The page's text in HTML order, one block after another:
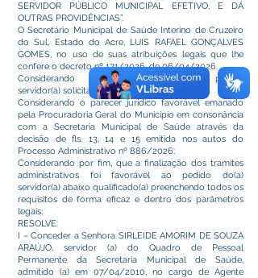
SERVIDOR PÚBLICO MUNICIPAL EFETIVO, E DÁ
OUTRAS PROVIDÊNCIAS”.
O Secretário Municipal de Saúde Interino de Cruzeiro
do Sul, Estado do Acre, LUIS RAFAEL GONÇALVES
GOMES, no uso de suas atribuições legais que lhe
confere o decreto nº 171/2026, de 06/04/2026.
Considerando o pedido protocolado pelo(a)
servidor(a) solicitando Licença Prêmio;
Considerando o parecer jurídico favorável emanado
pela Procuradoria Geral do Município em consonância
com a Secretaria Municipal de Saúde através da
decisão de fls. 13, 14 e 15 emitida nos autos do
Processo Administrativo nº 886/2026;
Considerando por fim, que a finalização dos tramites
administrativos foi favorável ao pedido do(a)
servidor(a) abaixo qualificado(a) preenchendo todos os
requisitos de forma eficaz e dentro dos parâmetros
legais;
RESOLVE:
I – Conceder a Senhora SIRLEIDE AMORIM DE SOUZA
ARAÚJO, servidor (a) do Quadro de Pessoal
Permanente da Secretaria Municipal de Saúde,
admitido (a) em 07/04/2010, no cargo de Agente